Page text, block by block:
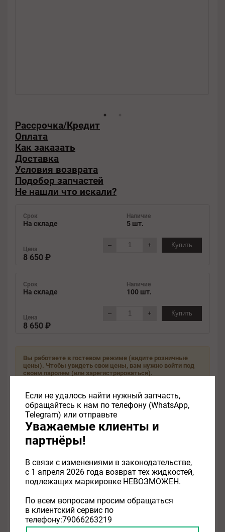
Рассрочка/Кредит
Оплата
Как заказать
Доставка
Условия возврата
Подобор запчастей
Не нашли что искали?
Срок
На складе
Наличие
5 шт.
Цена
8 650 ₽
– + Купить
Срок
На складе
Наличие
100 шт.
Цена
8 650 ₽
– + Купить
Вы работаете в гостевом режиме (видите розничные
цены). Чтобы увидеть свои цены, вам нужно войти под
своим паролем (или зарегистрироваться).
Посмотреть другие предложения
Применимость Отзывы
Нет информации о применимости
Если не удалось найти нужный запчасть,
обращайтесь к нам по телефону (WhatsApp,
Telegram) или отправьте
Уважаемые клиенты и
партнёры!
В связи с изменениями в законодательстве,
с 1 апреля 2026 года возврат тех жидкостей,
подлежащих маркировке НЕВОЗМОЖЕН.
По всем вопросам просим обращаться
в клиентский сервис по
телефону:79066263219